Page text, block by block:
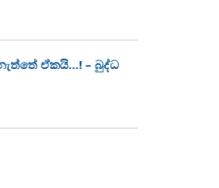
ඒකයි…! – බුද්ධ